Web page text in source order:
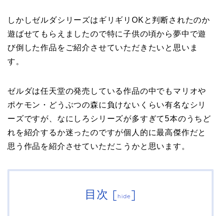
しかしゼルダシリーズはギリギリOKと判断されたのか
遊ばせてもらえましたので特に子供の頃から夢中で遊
び倒した作品をご紹介させていただきたいと思いま
す。
ゼルダは任天堂の発売している作品の中でもマリオや
ポケモン・どうぶつの森に負けないくらい有名なシリ
ーズですが、なにしろシリーズが多すぎて5本のうちど
れを紹介するか迷ったのですが個人的に最高傑作だと
思う作品を紹介させていただこうかと思います。
目次 [hide]